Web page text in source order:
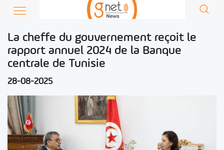
La cheffe du gouvernement reçoit le
rapport annuel 2024 de la Banque
centrale de Tunisie
28-08-2025